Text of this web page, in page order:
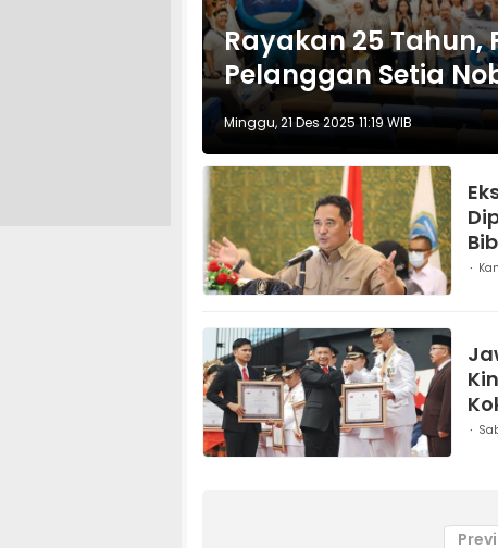
Rayakan 25 Tahun,
Pelanggan Setia
Minggu, 21 Des 2025 11:19 WIB